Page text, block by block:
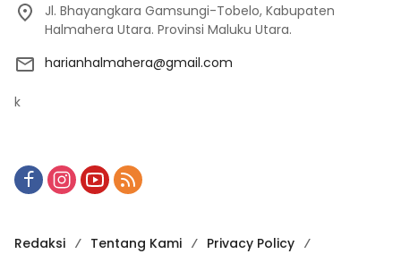
Jl. Bhayangkara Gamsungi-Tobelo, Kabupaten
Halmahera Utara. Provinsi Maluku Utara.
harianhalmahera@gmail.com
k
Redaksi Tentang Kami Privacy Policy